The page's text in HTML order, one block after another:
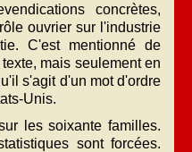
concrètes,
ouvrier sur l'industrie
C'est mentionné de
mais seulement en
s'agit d'un mot d'ordre
Unis.
les soixante familles.
sont forcées.